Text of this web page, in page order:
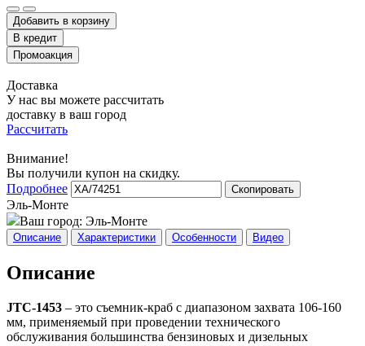
Добавить в корзину
Доставка
У нас вы можете рассчитать
доставку в ваш город
Рассчитать
Внимание!
Вы получили купон на скидку.
Подробнее
Скопировать
Эль-Монте
Ваш город: Эль-Монте
Описание Характеристики Особенности Видео
Описание
JTC-1453 – это съемник-краб с диапазоном захвата 106-160
мм, применяемый при проведении технического
обслуживания большинства бензиновых и дизельных